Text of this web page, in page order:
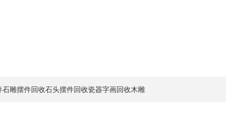
雕摆件回收石头摆件回收瓷器字画回收木雕